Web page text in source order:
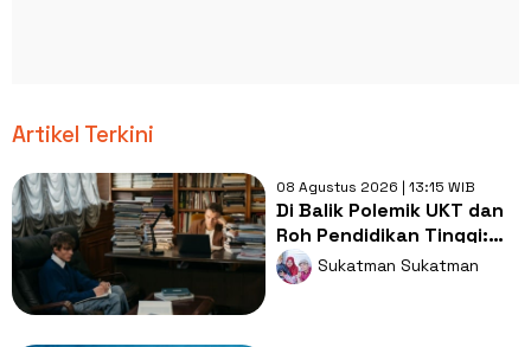
Artikel Terkini
08 Agustus 2026 | 13:15 WIB
Di Balik Polemik UKT dan
Roh Pendidikan Tinggi:
Saatnya Kampus Elite
Berbagi dengan Kampus
Sukatman Sukatman